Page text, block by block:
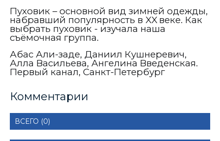
Пуховик – основной вид зимней одежды,
набравший популярность в XX веке. Как
выбрать пуховик - изучала наша
съёмочная группа.
Абас Али-заде, Даниил Кушнеревич,
Алла Васильева, Ангелина Введенская.
Первый канал, Санкт-Петербург
Комментарии
ВСЕГО (0)